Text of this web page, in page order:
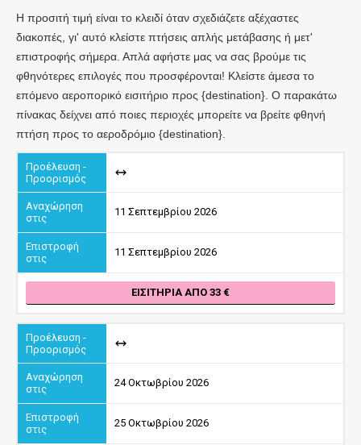
Η προσιτή τιμή είναι το κλειδί όταν σχεδιάζετε αξέχαστες
διακοπές, γι' αυτό κλείστε πτήσεις απλής μετάβασης ή μετ'
επιστροφής σήμερα. Απλά αφήστε μας να σας βρούμε τις
φθηνότερες επιλογές που προσφέρονται! Κλείστε άμεσα το
επόμενο αεροπορικό εισιτήριο προς {destination}. Ο παρακάτω
πίνακας δείχνει από ποιες περιοχές μπορείτε να βρείτε φθηνή
πτήση προς το αεροδρόμιο {destination}.
11 Σεπτεμβρίου 2026
11 Σεπτεμβρίου 2026
ΕΙΣΙΤΉΡΙΑ ΑΠΌ 33
24 Οκτωβρίου 2026
25 Οκτωβρίου 2026